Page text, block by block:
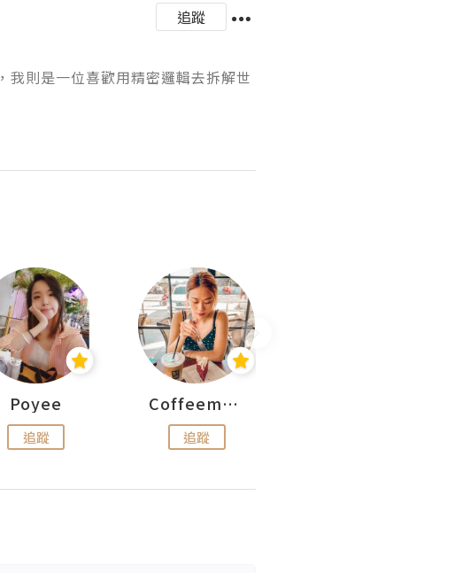
追蹤
我則是一位喜歡用精密邏輯去拆解世
Poyee
追蹤
Coffeemeetjojo
追蹤